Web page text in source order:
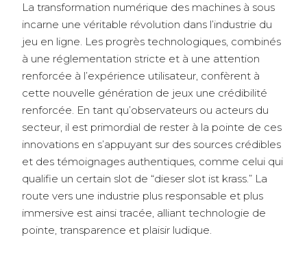
La transformation numérique des machines à sous
incarne une véritable révolution dans l’industrie du
jeu en ligne. Les progrès technologiques, combinés
à une réglementation stricte et à une attention
renforcée à l’expérience utilisateur, confèrent à
cette nouvelle génération de jeux une crédibilité
renforcée. En tant qu’observateurs ou acteurs du
secteur, il est primordial de rester à la pointe de ces
innovations en s’appuyant sur des sources crédibles
et des témoignages authentiques, comme celui qui
qualifie un certain slot de “dieser slot ist krass.” La
route vers une industrie plus responsable et plus
immersive est ainsi tracée, alliant technologie de
pointe, transparence et plaisir ludique.